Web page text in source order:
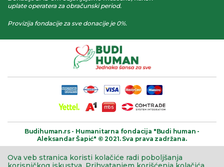
uplate operatera za obračunski period.
Provizija fondacije za sve donacije je 0%.
Budihuman.rs - Humanitarna fondacija "Budi human -
Aleksandar Šapić" © 2021. Sva prava zadržana.
Ova veb stranica koristi kolačiće radi poboljšanja